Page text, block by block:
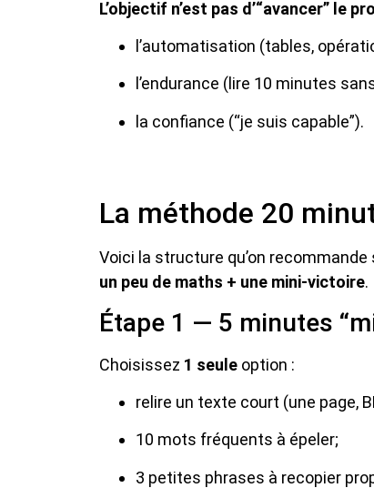
L’objectif n’est pas d’“avancer” le
l’automatisation (tables,
l’endurance (lire 10 minutes
la confiance (“je suis capable”).
La méthode 20
Voici la structure qu’on
un peu de maths + une mini-victoire.
Étape 1 — 5 minutes
Choisissez 1 seule option :
relire un texte court (une page,
10 mots fréquents à épeler;
3 petites phrases à recopier